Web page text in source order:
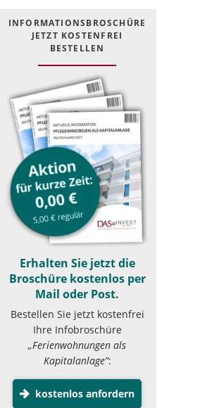
INFOR­MATIONS­BROSCHÜRE
JETZT KOSTEN­FREI
BESTELLEN
Erhalten Sie jetzt die
Broschüre kostenlos per
Mail oder Post.
Bestellen Sie jetzt kostenfrei
Ihre Infobroschüre
„Ferienwohnungen als
Kapitalanlage”:
kostenlos anfordern